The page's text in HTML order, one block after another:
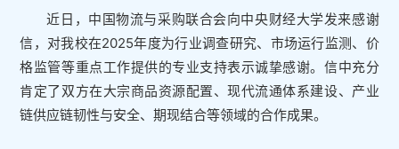
近日，中国物流与采购联合会向中央财经大学发来感谢
信，对我校在2025年度为行业调查研究、市场运行监测、价
格监管等重点工作提供的专业支持表示诚挚感谢。信中充分
肯定了双方在大宗商品资源配置、现代流通体系建设、产业
链供应链韧性与安全、期现结合等领域的合作成果。